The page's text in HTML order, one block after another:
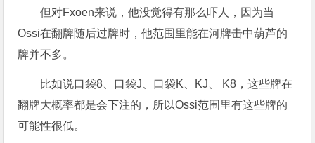
但对Fxoen来说，他没觉得有那么吓人，因为当
Ossi在翻牌随后过牌时，他范围里能在河牌击中葫芦的
牌并不多。
比如说口袋8、口袋J、口袋K、KJ、 K8，这些牌在
翻牌大概率都是会下注的，所以Ossi范围里有这些牌的
可能性很低。